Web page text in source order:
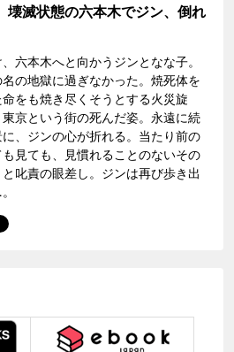
壊滅状態の六本木でジン、倒れ
六本木へと向かうジンとなな子。
の地獄に過ぎなかった。焼死体を
をも焼き尽くそうとする火災旋
京という街の死んだ姿。永遠に続
、ジンの心が折れる。当たり前の
見ても、見慣れることのないその
叱責の眼差し。ジンは再び歩き出